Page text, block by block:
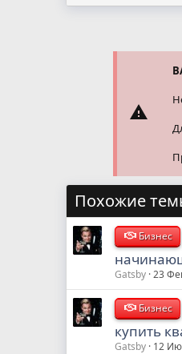
Похожие
Бизнес
Gatsby 23
Бизнес
купить
Gatsby 12